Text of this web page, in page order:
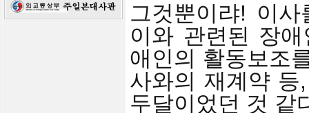
그것뿐이랴! 이
이와 관련된 장
애인의 활동보조
사와의 재계약
두달이었던 것 같